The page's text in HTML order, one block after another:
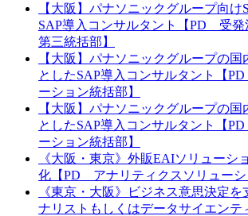
【大阪】パナソニックグループ向け
SAP導入コンサルタント【PD 受発
第三統括部】
【大阪】パナソニックグループの
としたSAP導入コンサルタント【
ーション統括部】
【大阪】パナソニックグループの
としたSAP導入コンサルタント【
ーション統括部】
《大阪・東京》外販EAIソリューシ
化【PD アナリティクスソリューシ
《東京・大阪》ビジネス意思決定
ナリストもしくはデータサイエン